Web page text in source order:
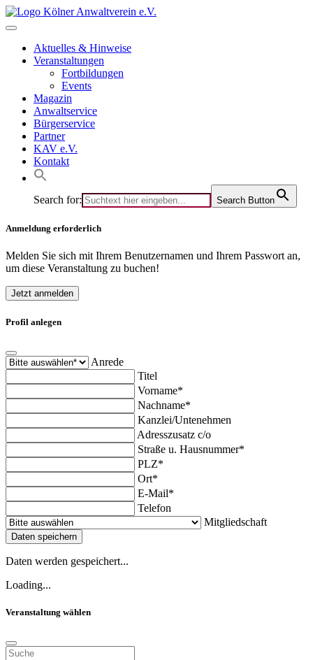
Skip
to
Aktuelles & Hinweise
Veranstaltungen
Fortbildungen
Events
Magazin
Anwaltservice
Bürgerservice
Partner
KAV e.V.
Kontakt
Search for: Search Button
Anmeldung erforderlich
Melden Sie sich mit Ihrem Benutzernamen und Ihrem Passwort an,
um diese Veranstaltung zu buchen!
Jetzt anmelden
Profil anlegen
Anrede
Titel
Vorname*
Nachname*
Kanzlei/Untenehmen
Adresszusatz c/o
Straße u. Hausnummer*
PLZ*
Ort*
E-Mail*
Telefon
Mitgliedschaft
Daten speichern
Daten werden gespeichert...
Loading...
Veranstaltung wählen